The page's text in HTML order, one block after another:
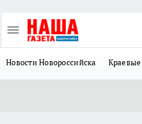
Новости Новороссийска